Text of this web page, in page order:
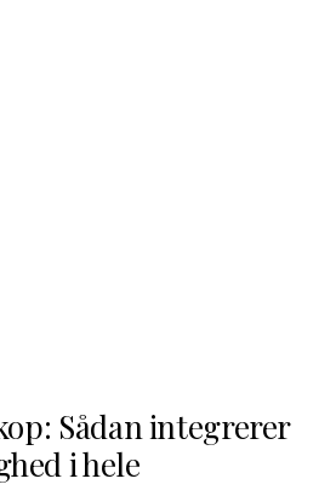
Sådan integrerer
i hele